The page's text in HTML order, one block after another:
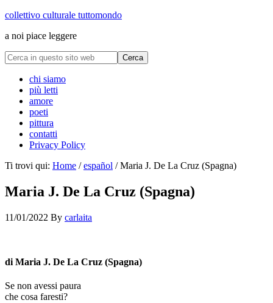
collettivo culturale tuttomondo
a noi piace leggere
chi siamo
più letti
amore
poeti
pittura
contatti
Privacy Policy
Ti trovi qui: Home / español /Maria J. De La Cruz (Spagna)
Maria J. De La Cruz (Spagna)
11/01/2022 By carlaita
di Maria J. De La Cruz (Spagna)
Se non avessi paura
che cosa faresti?